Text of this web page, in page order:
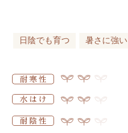
日陰でも育つ 暑さに強い